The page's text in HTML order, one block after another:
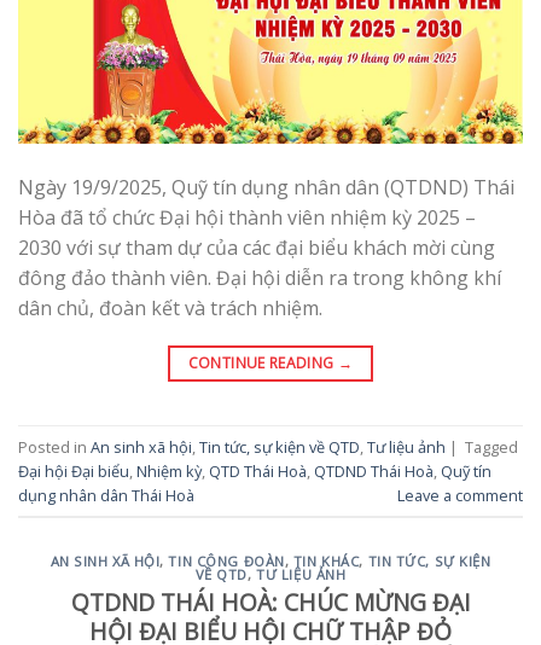
Ngày 19/9/2025, Quỹ tín dụng nhân dân (QTDND) Thái
Hòa đã tổ chức Đại hội thành viên nhiệm kỳ 2025 –
2030 với sự tham dự của các đại biểu khách mời cùng
đông đảo thành viên. Đại hội diễn ra trong không khí
dân chủ, đoàn kết và trách nhiệm.
CONTINUE READING →
Posted in An sinh xã hội,Tin tức, sự kiện về QTD,Tư liệu ảnh | Tagged
Đại hội Đại biểu,Nhiệm kỳ, QTD Thái Hoà, QTDND Thái Hoà, Quỹ tín
dụng nhân dân Thái Hoà
Leave a comment
AN SINH XÃ HỘI,TIN CÔNG ĐOÀN, TIN KHÁC, TIN TỨC, SỰ KIỆN
VỀ QTD,TƯ LIỆU ẢNH
QTDND THÁI HOÀ: CHÚC MỪNG ĐẠI
HỘI ĐẠI BIỂU HỘI CHỮ THẬP ĐỎ